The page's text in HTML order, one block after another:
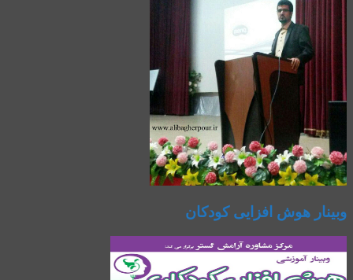
وبینار هوش افزایی کودکان